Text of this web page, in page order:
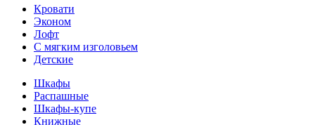
Кровати
Эконом
Лофт
С мягким изголовьем
Детские
Шкафы
Распашные
Шкафы-купе
Книжные